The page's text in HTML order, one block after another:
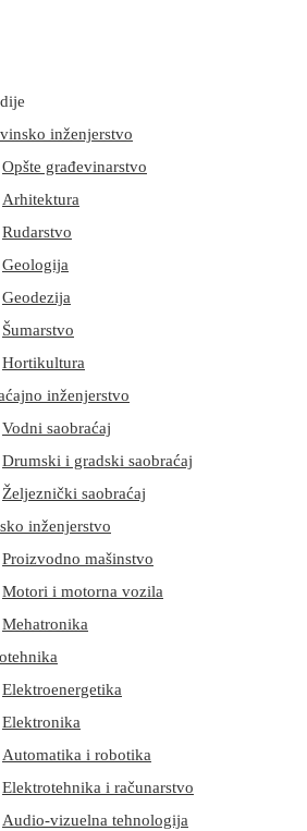
inženjerstvo
Opšte građevinarstvo
Arhitektura
Rudarstvo
Geologija
Geodezija
Šumarstvo
Hortikultura
inženjerstvo
Vodni saobraćaj
Drumski i gradski saobraćaj
Željeznički saobraćaj
inženjerstvo
Proizvodno mašinstvo
Motori i motorna vozila
Mehatronika
Elektroenergetika
Elektronika
Automatika i robotika
Elektrotehnika i računarstvo
Audio-vizuelna tehnologija